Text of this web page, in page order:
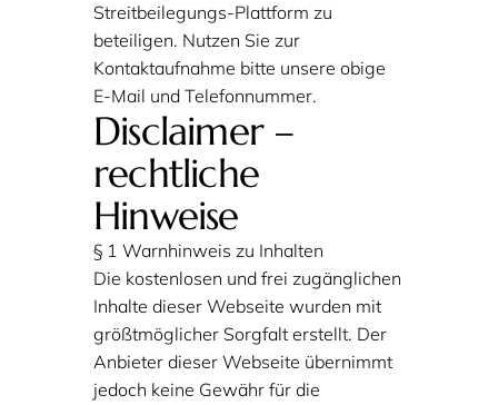
Streitbeilegungs-Plattform zu
beteiligen. Nutzen Sie zur
Kontaktaufnahme bitte unsere obige
E-Mail und Telefonnummer.
Disclaimer –
rechtliche
Hinweise
§ 1 Warnhinweis zu Inhalten
Die kostenlosen und frei zugänglichen
Inhalte dieser Webseite wurden mit
größtmöglicher Sorgfalt erstellt. Der
Anbieter dieser Webseite übernimmt
jedoch keine Gewähr für die